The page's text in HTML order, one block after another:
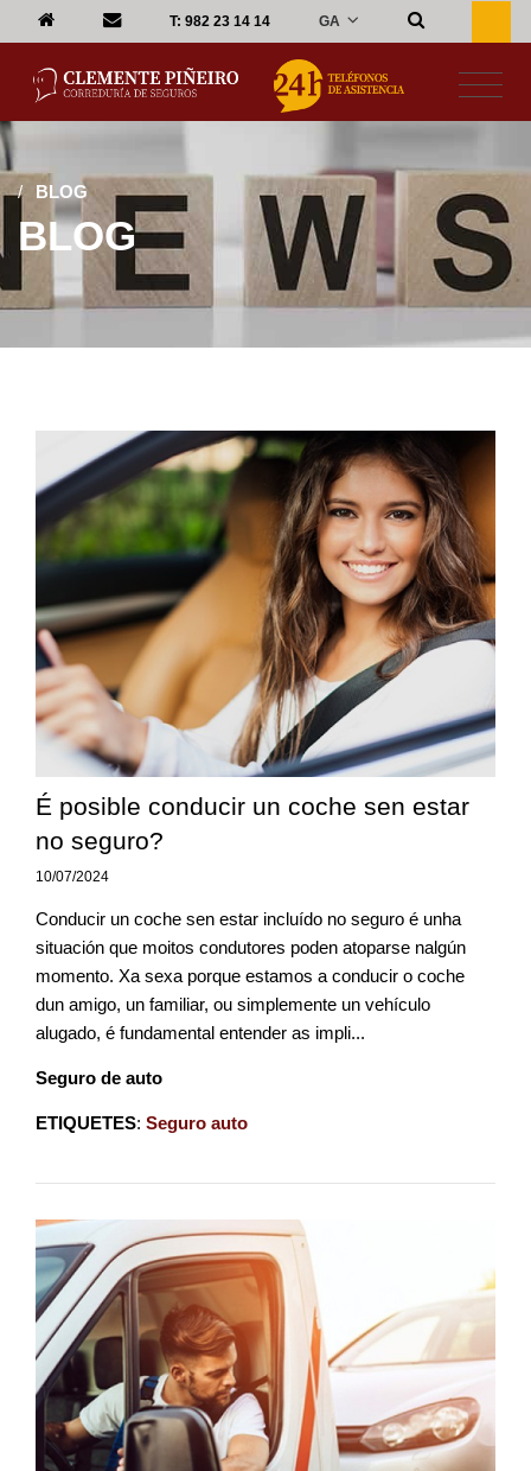
T: 982 23 14 14 GA
/ BLOG
BLOG
É posible conducir un coche sen estar
no seguro?
10/07/2024
Conducir un coche sen estar incluído no seguro é unha
situación que moitos condutores poden atoparse nalgún
momento. Xa sexa porque estamos a conducir o coche
dun amigo, un familiar, ou simplemente un vehículo
alugado, é fundamental entender as impli...
Seguro de auto
ETIQUETES: Seguro auto